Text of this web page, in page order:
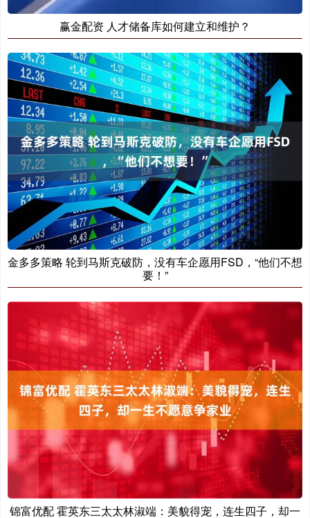
赢金配资 人才储备库如何建立和维护？
金多多策略 轮到马斯克破防，没有车企愿用FSD，“他们不想
要！”
锦富优配 霍英东三太太林淑端：美貌得宠，连生四子，却一